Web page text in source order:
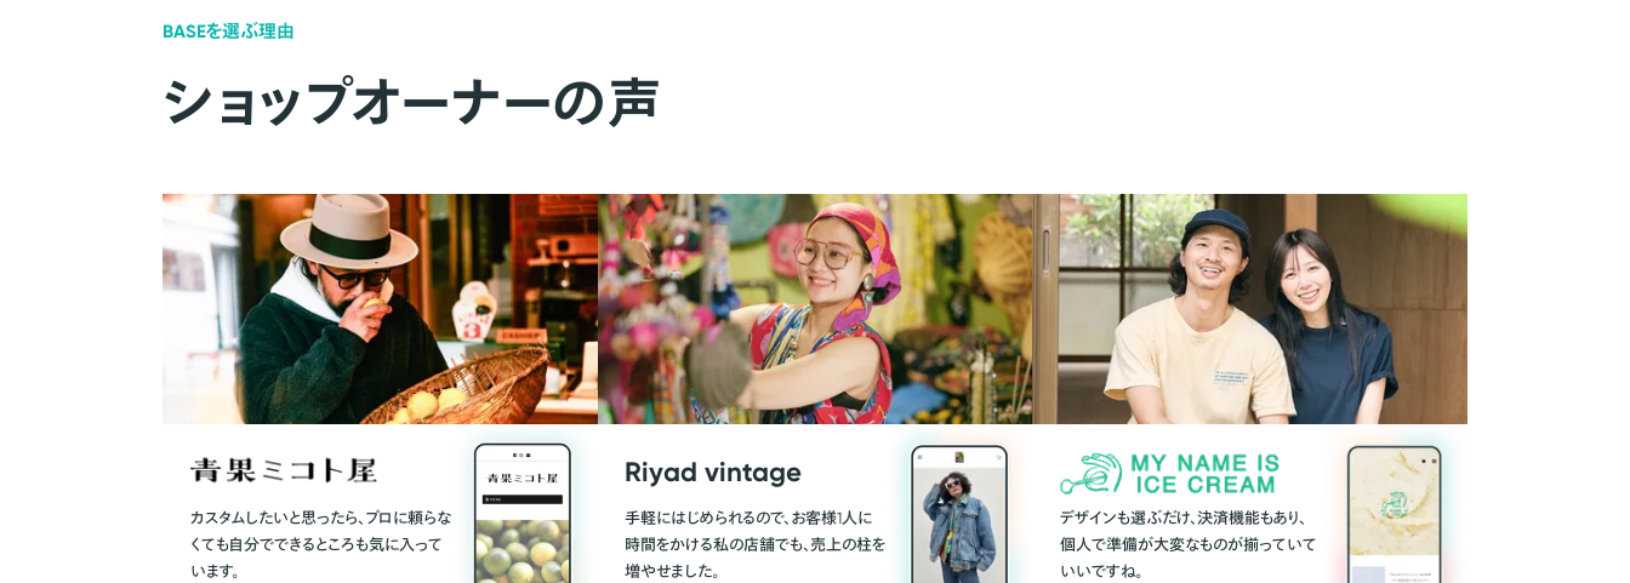
BASEを選ぶ理由
ショップオーナーの声
カスタムしたいと思ったら、プロに頼らな
くても自分でできるところも気に入って
います。
Riyad vintage
手軽にはじめられるので、お客様1人に
時間をかける私の店舗でも、売上の柱を
増やせました。
デザインも選ぶだけ、決済機能もあり、
個人で準備が大変なものが揃っていて
いいですね。